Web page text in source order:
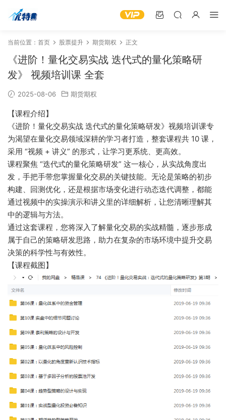
当前位置： 首页 股票提升 期货期权 正文
《进阶！量化交易实战 迭代式的量化策略研
发》 视频培训课 全套
2025-08-06 期货期权
【课程介绍】
《进阶！量化交易实战 迭代式的量化策略研发》视频培训课专
为渴望在量化交易领域深耕的学习者打造，整套课程共 10 课，
采用 “视频 + 讲义” 的形式，让学习更系统、更高效。
课程聚焦 “迭代式的量化策略研发” 这一核心，从实战角度出
发，手把手带您掌握量化交易的关键技能。无论是策略的初步
构建、回测优化，还是根据市场变化进行动态迭代调整，都能
通过视频中的实操演示和讲义里的详细解析，让您清晰理解其
中的逻辑与方法。
通过这套课程，您将深入了解量化交易的实战精髓，逐步形成
属于自己的策略研发思路，助力在复杂的市场环境中提升交易
决策的科学性与有效性。
【课程截图】